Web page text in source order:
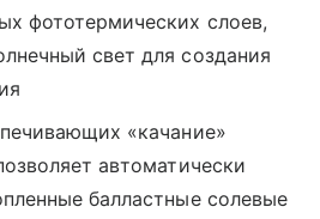
фототермических слоев,
свет для создания
«качание»
автоматически
балластные солевые